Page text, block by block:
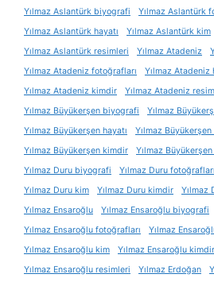
Yılmaz Aslantürk biyografi
Yılmaz Aslantürk
Yılmaz Aslantürk hayatı
Yılmaz Aslantürk kim
Yılmaz Aslantürk resimleri
Yılmaz Atadeniz
Yılmaz Atadeniz fotoğrafları
Yılmaz Atadeniz
Yılmaz Atadeniz kimdir
Yılmaz Atadeniz
Yılmaz Büyükerşen biyografi
Yılmaz
Yılmaz Büyükerşen hayatı
Yılmaz
Yılmaz Büyükerşen kimdir
Yılmaz
Yılmaz Duru biyografi
Yılmaz Duru fotoğrafları
Yılmaz Duru kim
Yılmaz Duru kimdir
Yılmaz
Yılmaz Ensaroğlu
Yılmaz Ensaroğlu biyografi
Yılmaz Ensaroğlu fotoğrafları
Yılmaz
Yılmaz Ensaroğlu kim
Yılmaz Ensaroğlu kimdir
Yılmaz Ensaroğlu resimleri
Yılmaz Erdoğan